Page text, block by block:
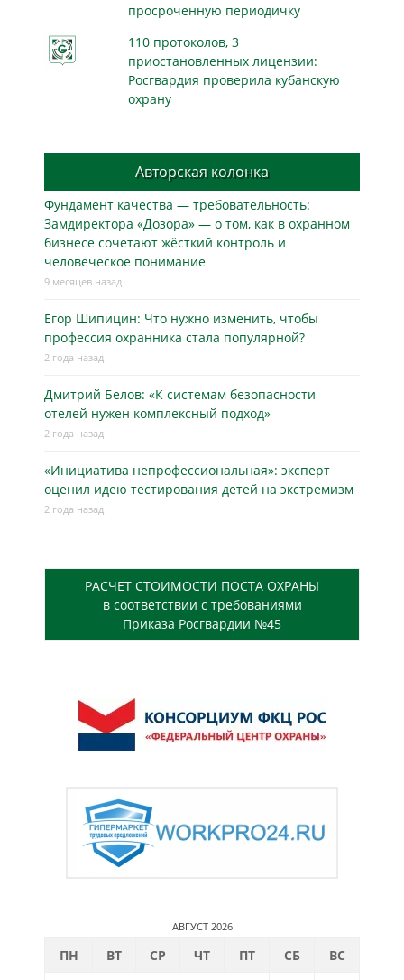
просроченную периодичку
110 протоколов, 3
приостановленных лицензии:
Росгвардия проверила кубанскую
охрану
Авторская колонка
Фундамент качества — требовательность:
Замдиректора «Дозора» — о том, как в охранном
бизнесe сочетают жёсткий контроль и
человеческое понимание
9 месяцев назад
Егор Шипицин: Что нужно изменить, чтобы
профессия охранника стала популярной?
2 года назад
Дмитрий Белов: «К системам безопасности
отелей нужен комплексный подход»
2 года назад
«Инициатива непрофессиональная»: эксперт
оценил идею тестирования детей на экстремизм
2 года назад
РАСЧЕТ СТОИМОСТИ ПОСТА ОХРАНЫ
в соответствии с требованиями
Приказа Росгвардии №45
АВГУСТ 2026
ПН ВТ СР ЧТ ПТ СБ
ВС